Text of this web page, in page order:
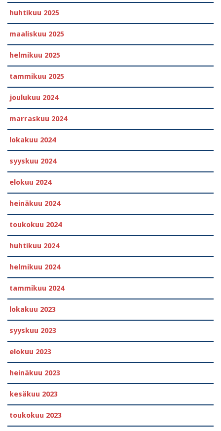
huhtikuu 2025
maaliskuu 2025
helmikuu 2025
tammikuu 2025
joulukuu 2024
marraskuu 2024
lokakuu 2024
syyskuu 2024
elokuu 2024
heinäkuu 2024
toukokuu 2024
huhtikuu 2024
helmikuu 2024
tammikuu 2024
lokakuu 2023
syyskuu 2023
elokuu 2023
heinäkuu 2023
kesäkuu 2023
toukokuu 2023